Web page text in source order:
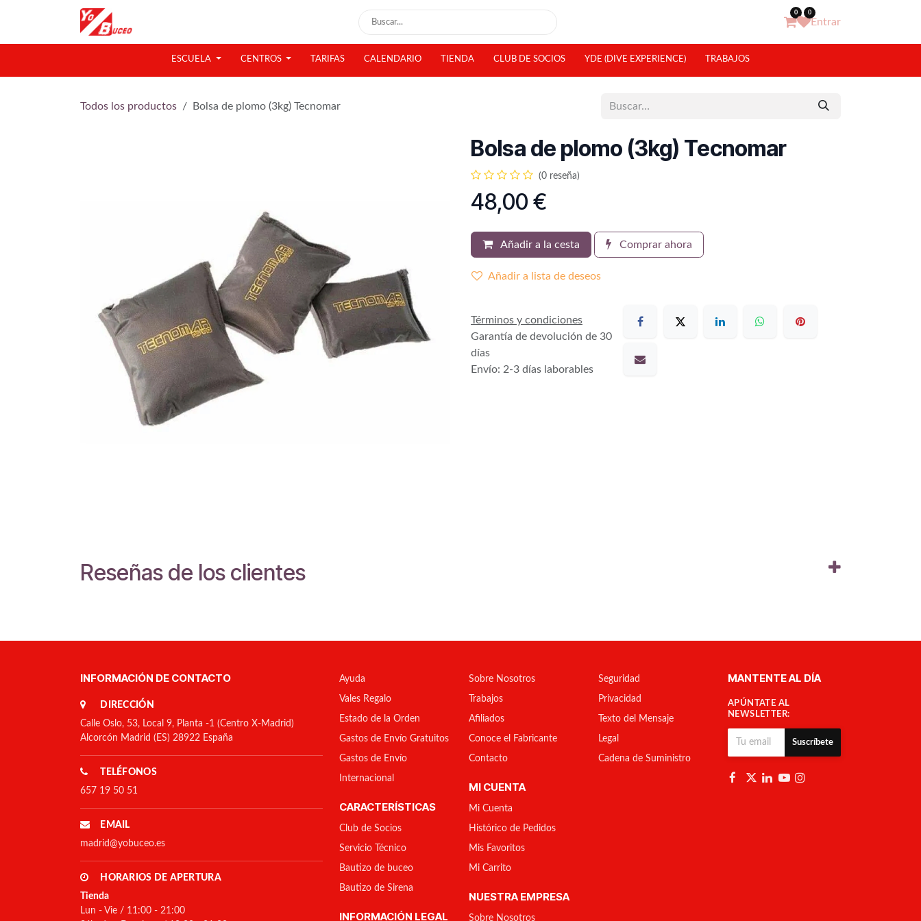
0 0
Entrar
ESCUELA CENTROS TARIFAS CALENDARIO TIENDA CLUB DE SOCIOS YDE (DIVE EXPERIENCE) TRABAJOS
Todos los productos Bolsa de plomo (3kg) Tecnomar
Bolsa de plomo (3kg) Tecnomar
(0 reseña)
48,00 €
Añadir a la cesta Comprar ahora
Añadir a lista de deseos
Términos y condiciones
Garantía de devolución de 30
días
Envío: 2-3 días laborables
Reseñas de los clientes
INFORMACIÓN DE CONTACTO
DIRECCIÓN
Calle Oslo, 53, Local 9, Planta -1 (Centro X-Madrid)
Alcorcón Madrid (ES) 28922 España
TELÉFONOS
657 19 50 51
EMAIL
madrid@yobuceo.es
HORARIOS DE APERTURA
Tienda
Lun - Vie / 11:00 - 21:00
Ayuda
Vales Regalo
Estado de la Orden
Gastos de Envío Gratuitos
Gastos de Envío
Internacional
CARACTERÍSTICAS
Club de Socios
Servicio Técnico
Bautizo de buceo
Bautizo de Sirena
INFORMACIÓN LEGAL
Sobre Nosotros
Trabajos
Afiliados
Conoce el Fabricante
Contacto
MI CUENTA
Mi Cuenta
Histórico de Pedidos
Mis Favoritos
Mi Carrito
NUESTRA EMPRESA
Sobre Nosotros
Seguridad
Privacidad
Texto del Mensaje
Legal
Cadena de Suministro
MANTENTE AL DÍA
APÚNTATE AL
NEWSLETTER:
Suscríbete